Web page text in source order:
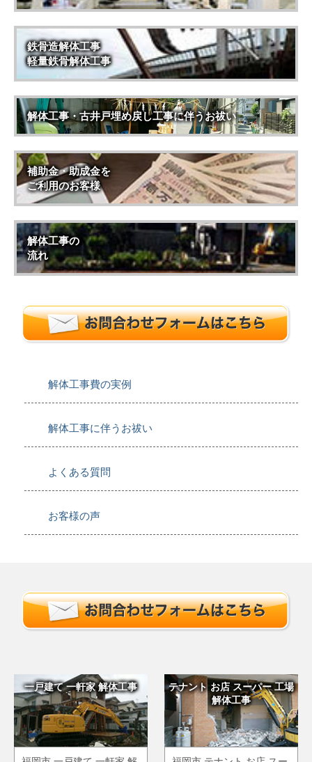
鉄骨造解体工事
軽量鉄骨解体工事
解体工事・古井戸埋め戻し工事に伴うお祓い
補助金・助成金を
ご利用のお客様
解体工事の
流れ
解体工事費の実例
解体工事に伴うお祓い
よくある質問
お客様の声
一戸建て 一軒家 解体工事
テナント お店 スーパー 工場
解体工事